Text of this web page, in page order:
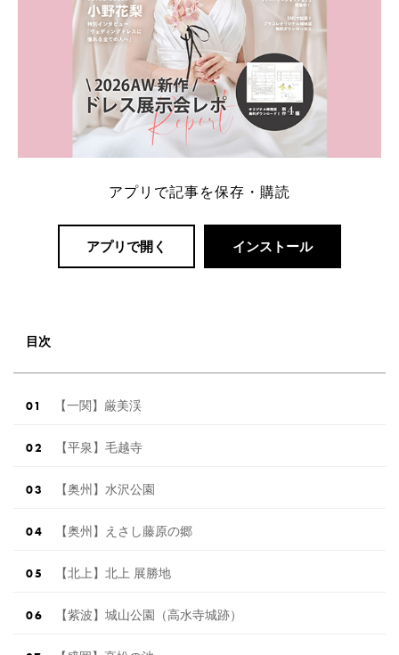
アプリで記事を保存・購読
アプリで開く インストール
目次
【一関】厳美渓
【平泉】毛越寺
【奥州】水沢公園
【奥州】えさし藤原の郷
【北上】北上 展勝地
【紫波】城山公園（高水寺城跡）